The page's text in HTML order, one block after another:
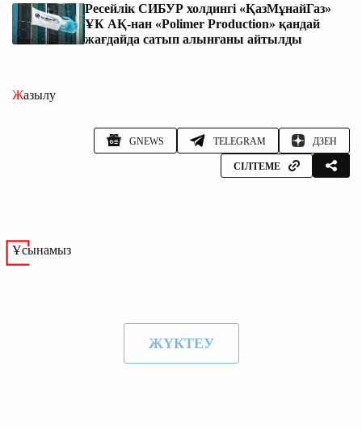
Ресейлік СИБУР холдингі «ҚазМұнайГаз»
ҰК АҚ-нан «Polimer Production» қандай
жағдайда сатып алынғаны айтылды
Жазылу
GNEWS TELEGRAM ДЗЕН
СІЛТЕМЕ
Ұсынамыз
ЖҮКТЕУ